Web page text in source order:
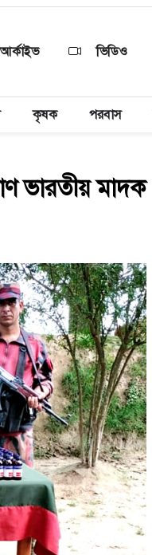
ভিডিও
কৃষক পরবাস
ভারতীয় মাদক